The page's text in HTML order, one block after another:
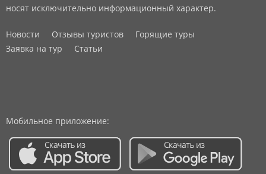
носят исключительно информационный характер.
Новости Отзывы туристов
Горящие туры
Заявка на тур
Статьи
Мобильное приложение: